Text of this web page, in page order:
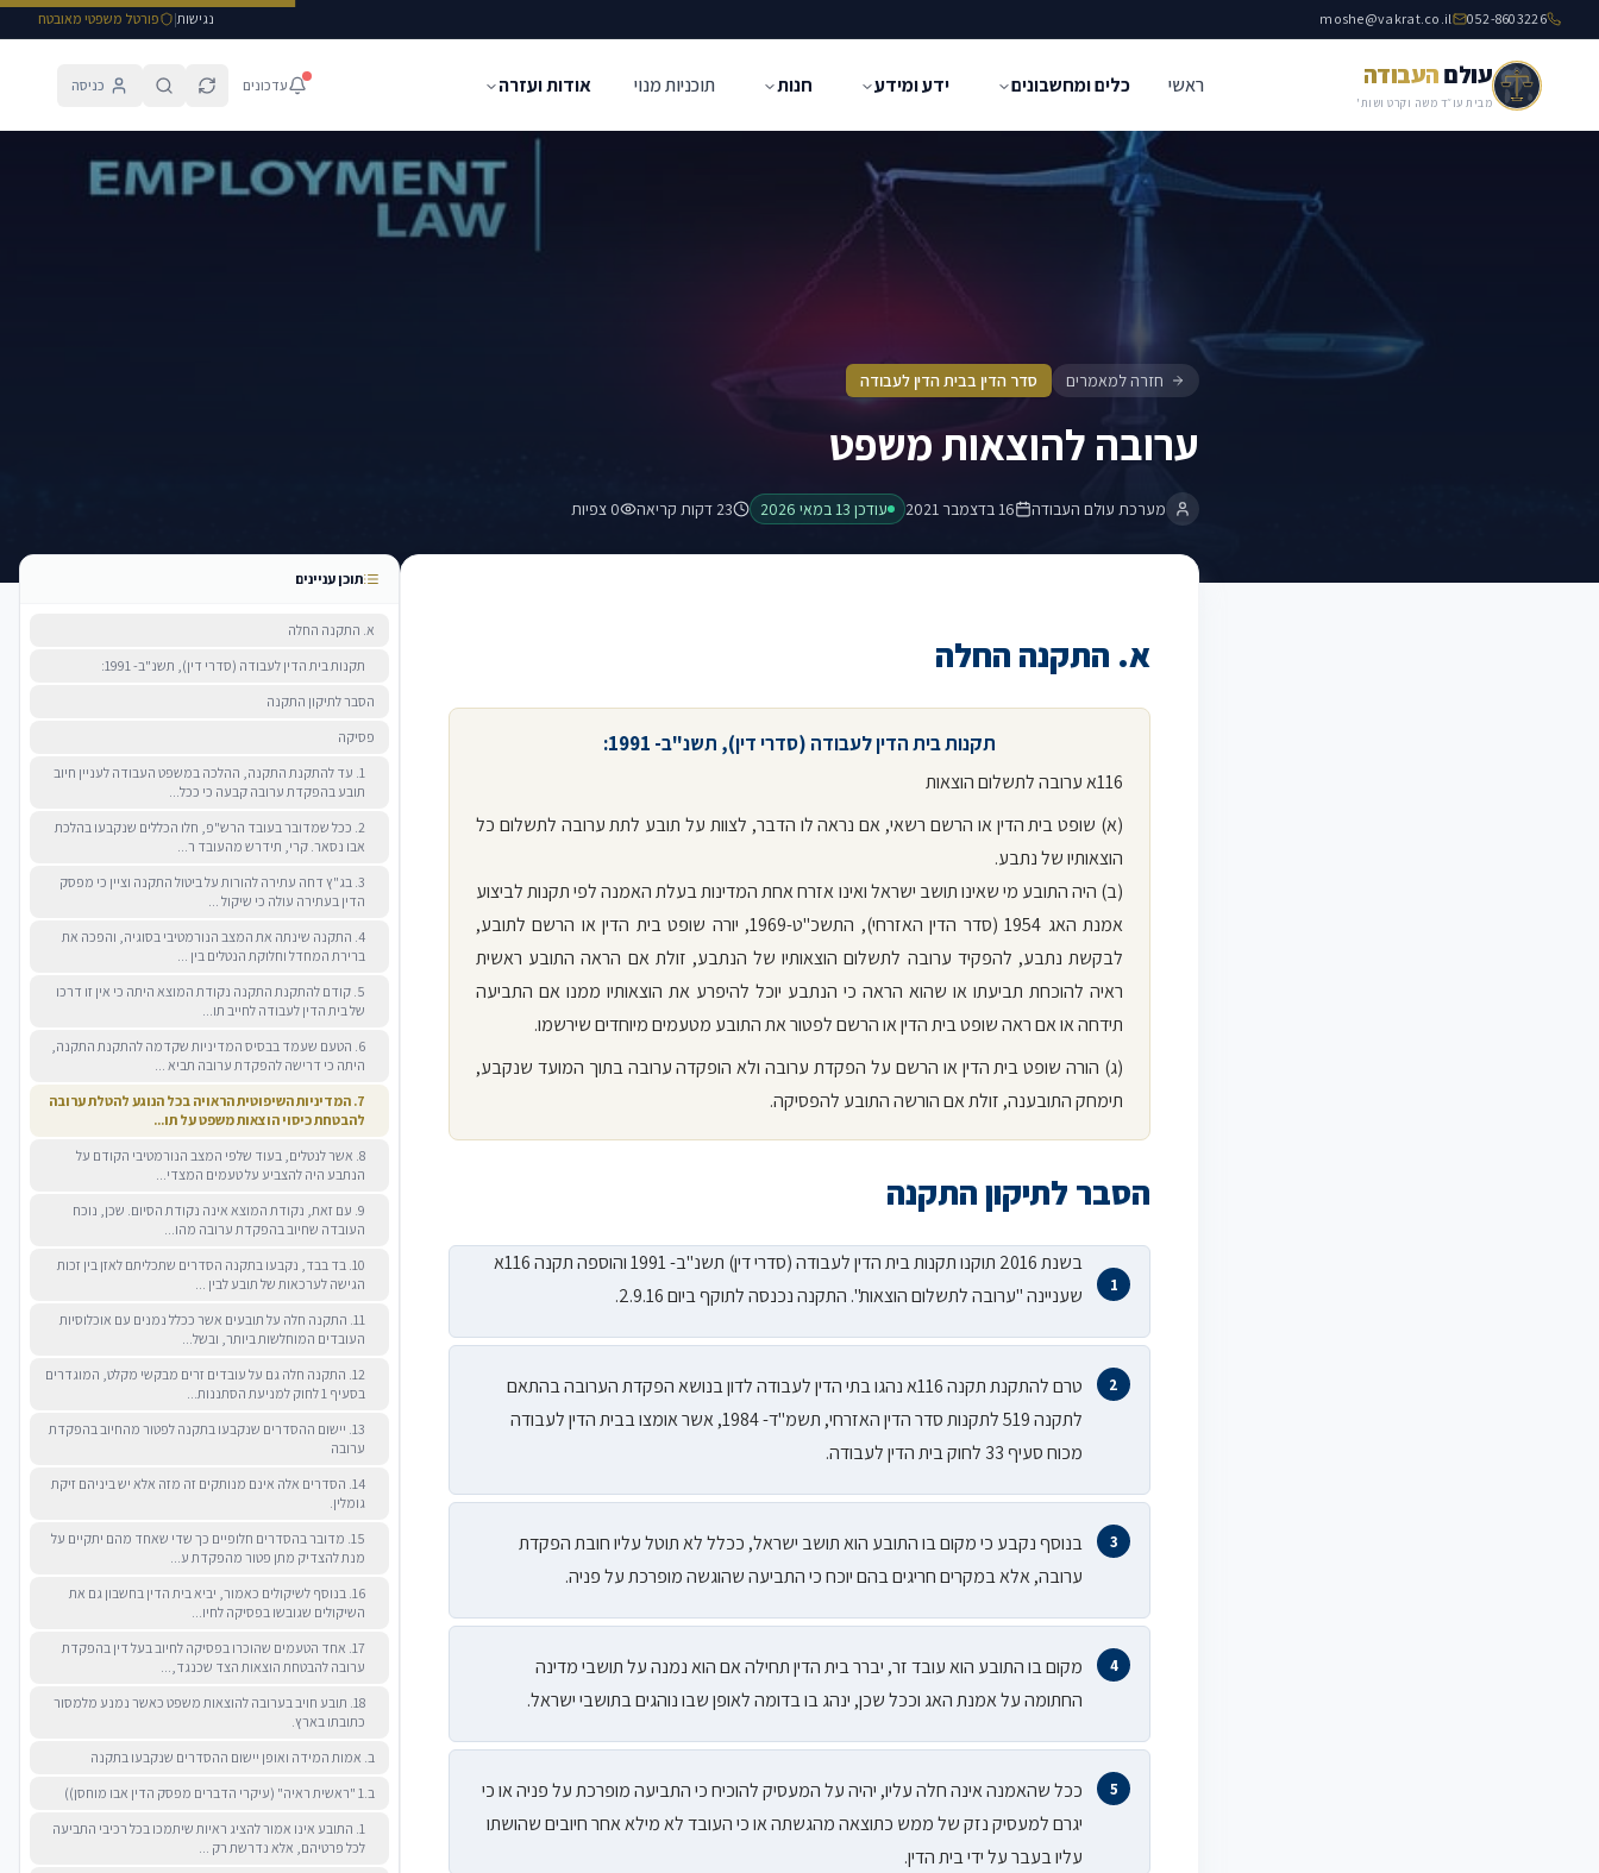
052-8603226
moshe@vakrat.co.il נגישות| פורטל משפטי מאובטח
עולםהעבודה
מבית עו״ד משה וקרט ושות'
ראשי כלים ומחשבונים ידע ומידע חנות תוכניות מנוי אודות ועזרה עדכונים כניסה
סדר הדין בבית הדין לעבודה ערובה להוצאות משפט
חזרה למאמרים סדר הדין בבית הדין לעבודה
ערובה להוצאות משפט
מערכת עולם העבודה 16 בדצמבר 2021 עודכן 13 במאי 2026 23 דקות קריאה 0 צפיות
תוכן עניינים
א. התקנה החלה
תקנות בית הדין לעבודה (סדרי דין), תשנ"ב- 1991:
הסבר לתיקון התקנה
פסיקה
1. עד להתקנת התקנה, ההלכה במשפט העבודה לעניין חיוב
תובע בהפקדת ערובה קבעה כי ככל...
2. ככל שמדובר בעובד הרש"פ, חלו הכללים שנקבעו בהלכת
אבו נסאר. קרי, תידרש מהעובד ר...
3. בג"ץ דחה עתירה להורות על ביטול התקנה וציין כי מפסק
הדין בעתירה עולה כי שיקול ...
4. התקנה שינתה את המצב הנורמטיבי בסוגיה, והפכה את
ברירת המחדל וחלוקת הנטלים בין ...
5. קודם להתקנת התקנה נקודת המוצא היתה כי אין זו דרכו
של בית הדין לעבודה לחייב תו...
6. הטעם שעמד בבסיס המדיניות שקדמה להתקנת התקנה,
היתה כי דרישה להפקדת ערובה תביא ...
7. המדיניות השיפוטית הראויה בכל הנוגע להטלת ערובה
להבטחת כיסוי הוצאות משפט על תו...
8. אשר לנטלים, בעוד שלפי המצב הנורמטיבי הקודם על
הנתבע היה להצביע על טעמים המצדי...
9. עם זאת, נקודת המוצא אינה נקודת הסיום. שכן, נוכח
העובדה שחיוב בהפקדת ערובה מהו...
10. בד בבד, נקבעו בתקנה הסדרים שתכליתם לאזן בין זכות
הגישה לערכאות של תובע לבין ...
11. התקנה חלה על תובעים אשר ככלל נמנים עם אוכלוסיות
העובדים המוחלשות ביותר, ובשל...
12. התקנה חלה גם על עובדים זרים מבקשי מקלט, המוגדרים
בסעיף 1 לחוק למניעת הסתננות...
13. יישום ההסדרים שנקבעו בתקנה לפטור מהחיוב בהפקדת
ערובה
14. הסדרים אלה אינם מנותקים זה מזה אלא יש ביניהם זיקת
גומלין.
15. מדובר בהסדרים חלופיים כך שדי שאחד מהם יתקיים על
מנת להצדיק מתן פטור מהפקדת ע...
16. בנוסף לשיקולים כאמור, יביא בית הדין בחשבון גם את
השיקולים שגובשו בפסיקה לחיו...
17. אחד הטעמים שהוכרו בפסיקה לחיוב בעל דין בהפקדת
ערובה להבטחת הוצאות הצד שכנגד,...
18. תובע חויב בערובה להוצאות משפט כאשר נמנע מלמסור
כתובתו בארץ.
ב. אמות המידה ואופן יישום ההסדרים שנקבעו בתקנה
ב.1 "ראשית ראיה" (עיקרי הדברים מפסק הדין אבו מוחסן))
1. התובע אינו אמור להציג ראיות שיתמכו בכל רכיבי התביעה
לכל פרטיהם, אלא נדרשת רק ...
א. התקנה החלה
תקנות בית הדין לעבודה (סדרי דין), תשנ"ב- 1991 :
116א ערובה לתשלום הוצאות
(א) שופט בית הדין או הרשם רשאי, אם נראה לו הדבר, לצוות על תובע לתת ערובה לתשלום כל
הוצאותיו של נתבע.
(ב) היה התובע מי שאינו תושב ישראל ואינו אזרח אחת המדינות בעלת האמנה לפי תקנות לביצוע
אמנת האג 1954 (סדר הדין האזרחי), התשכ"ט-1969, יורה שופט בית הדין או הרשם לתובע,
לבקשת נתבע, להפקיד ערובה לתשלום הוצאותיו של הנתבע, זולת אם הראה התובע ראשית
ראיה להוכחת תביעתו או שהוא הראה כי הנתבע יוכל להיפרע את הוצאותיו ממנו אם התביעה
תידחה או אם ראה שופט בית הדין או הרשם לפטור את התובע מטעמים מיוחדים שירשמו.
(ג) הורה שופט בית הדין או הרשם על הפקדת ערובה ולא הופקדה ערובה בתוך המועד שנקבע,
תימחק התובענה, זולת אם הורשה התובע להפסיקה.
הסבר לתיקון התקנה
בשנת 2016 תוקנו תקנות בית הדין לעבודה (סדרי דין) תשנ"ב- 1991 והוספה תקנה 116א
שעניינה "ערובה לתשלום הוצאות". התקנה נכנסה לתוקף ביום 2.9.16.
טרם להתקנת תקנה 116א נהגו בתי הדין לעבודה לדון בנושא הפקדת הערובה בהתאם
לתקנה 519 לתקנות סדר הדין האזרחי, תשמ"ד- 1984, אשר אומצו בבית הדין לעבודה
מכוח סעיף 33 לחוק בית הדין לעבודה.
בנוסף נקבע כי מקום בו התובע הוא תושב ישראל, ככלל לא תוטל עליו חובת הפקדת
ערובה, אלא במקרים חריגים בהם יוכח כי התביעה שהוגשה מופרכת על פניה.
מקום בו התובע הוא עובד זר, יברר בית הדין תחילה אם הוא נמנה על תושבי מדינה
החתומה על אמנת האג וככל שכן, ינהג בו בדומה לאופן שבו נוהגים בתושבי ישראל.
ככל שהאמנה אינה חלה עליו, יהיה על המעסיק להוכיח כי התביעה מופרכת על פניה או כי
יגרם למעסיק נזק של ממש כתוצאה מהגשתה או כי העובד לא מילא אחר חיובים שהושתו
עליו בעבר על ידי בית הדין.